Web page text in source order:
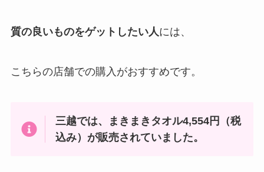
質の良いものをゲットしたい人には、
こちらの店舗での購入がおすすめです。
三越では、まきまきタオル4,554円（税
込み） が販売されていました。